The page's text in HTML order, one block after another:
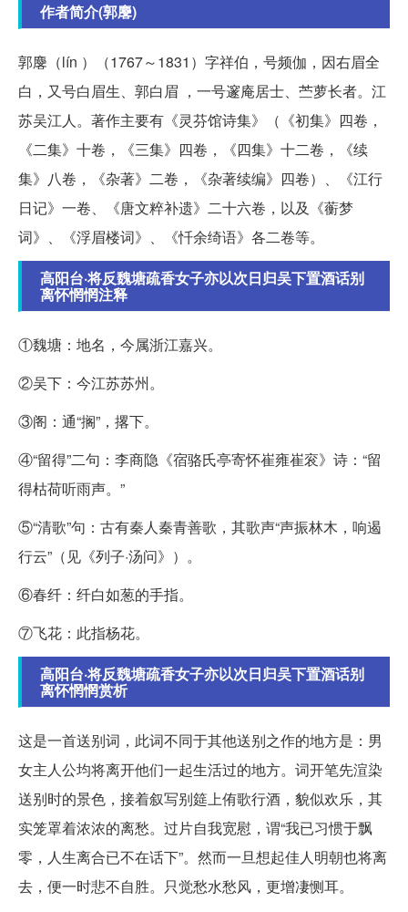
作者简介(郭麐)
郭麐（lín ）（1767～1831）字祥伯，号频伽，因右眉全
白，又号白眉生、郭白眉 ，一号邃庵居士、苎萝长者。江
苏吴江人。著作主要有《灵芬馆诗集》（《初集》四卷，
《二集》十卷，《三集》四卷，《四集》十二卷，《续
集》八卷，《杂著》二卷，《杂著续编》四卷）、《江行
日记》一卷、《唐文粹补遗》二十六卷，以及《蘅梦
词》、《浮眉楼词》、《忏余绮语》各二卷等。
高阳台·将反魏塘疏香女子亦以次日归吴下置酒话别
离怀惘惘注释
①魏塘：地名，今属浙江嘉兴。
②吴下：今江苏苏州。
③阁：通“搁”，撂下。
④“留得”二句：李商隐《宿骆氏亭寄怀崔雍崔衮》诗：“留
得枯荷听雨声。”
⑤“清歌”句：古有秦人秦青善歌，其歌声“声振林木，响遏
行云”（见《列子·汤问》）。
⑥春纤：纤白如葱的手指。
⑦飞花：此指杨花。
高阳台·将反魏塘疏香女子亦以次日归吴下置酒话别
离怀惘惘赏析
这是一首送别词，此词不同于其他送别之作的地方是：男
女主人公均将离开他们一起生活过的地方。词开笔先渲染
送别时的景色，接着叙写别筵上侑歌行酒，貌似欢乐，其
实笼罩着浓浓的离愁。过片自我宽慰，谓“我已习惯于飘
零，人生离合已不在话下”。然而一旦想起佳人明朝也将离
去，便一时悲不自胜。只觉愁水愁风，更增凄恻耳。